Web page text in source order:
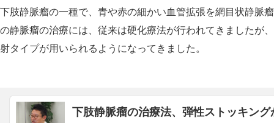
下肢静脈瘤の一種で、青や赤の細かい血管拡張を網目状静脈
の静脈瘤の治療には、従来は硬化療法が行われてきましたが
射タイプが用いられるようになってきました。
下肢静脈瘤の治療法、弾性ストッキン